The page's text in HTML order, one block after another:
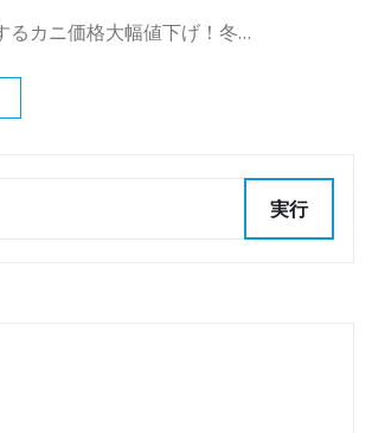
るカニ価格大幅値下げ！冬…
実行